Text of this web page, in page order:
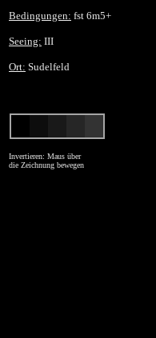
Bedingungen: fst 6m5+
Seeing: III
Ort: Sudelfeld
Invertieren: Maus über
die Zeichnung bewegen